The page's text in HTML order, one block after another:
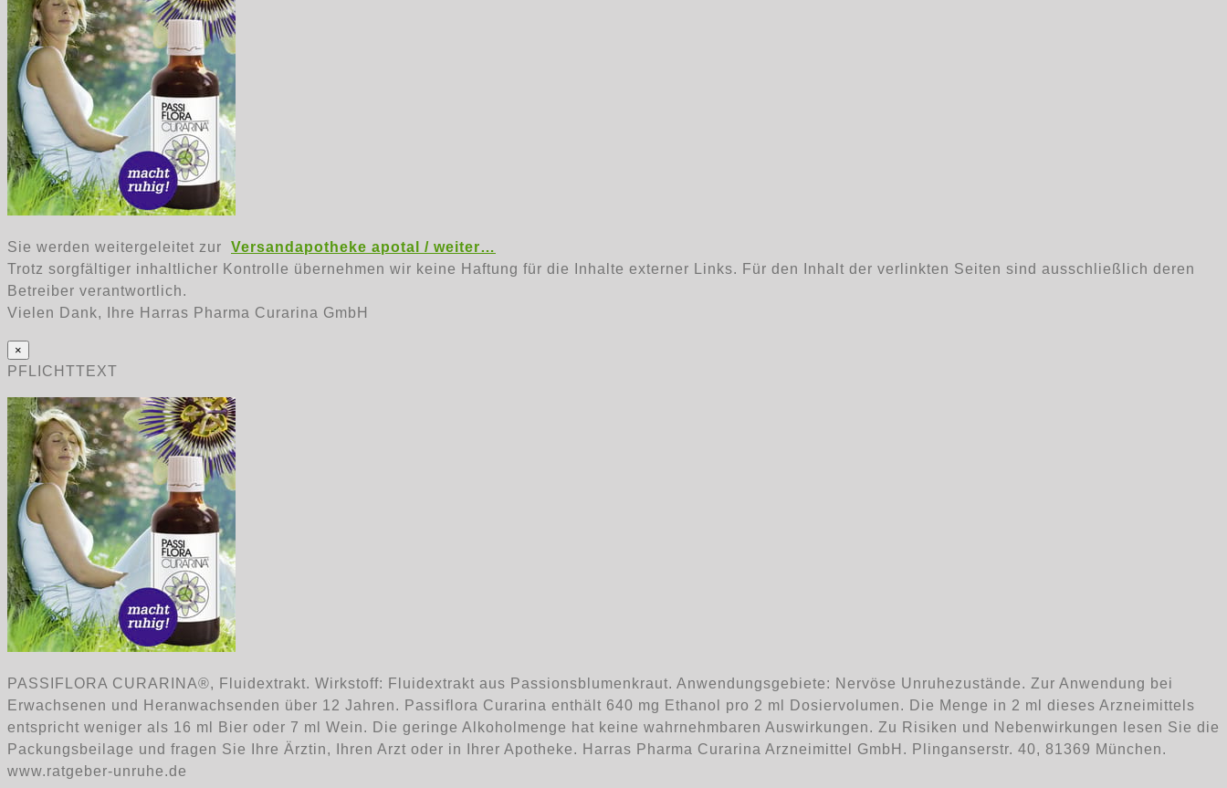
Sie werden weitergeleitet zur Versandapotheke apotal / weiter…
Trotz sorgfältiger inhaltlicher Kontrolle übernehmen wir keine Haftung für die Inhalte externer Links. Für den Inhalt der verlinkten Seiten sind ausschließlich deren
Betreiber verantwortlich.
Vielen Dank, Ihre Harras Pharma Curarina GmbH
×
PFLICHTTEXT
PASSIFLORA CURARINA®, Fluidextrakt. Wirkstoff: Fluidextrakt aus Passionsblumenkraut. Anwendungsgebiete: Nervöse Unruhezustände. Zur Anwendung bei
Erwachsenen und Heranwachsenden über 12 Jahren. Passiflora Curarina enthält 640 mg Ethanol pro 2 ml Dosiervolumen. Die Menge in 2 ml dieses Arzneimittels
entspricht weniger als 16 ml Bier oder 7 ml Wein. Die geringe Alkoholmenge hat keine wahrnehmbaren Auswirkungen. Zu Risiken und Nebenwirkungen lesen Sie die
Packungsbeilage und fragen Sie Ihre Ärztin, Ihren Arzt oder in Ihrer Apotheke. Harras Pharma Curarina Arzneimittel GmbH. Plinganserstr. 40, 81369 München.
www.ratgeber-unruhe.de